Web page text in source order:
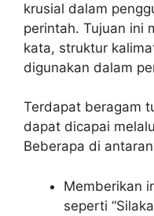
krusial dalam
perintah. Tujuan ini
kata, struktur
digunakan dalam
Terdapat beragam
dapat dicapai
Beberapa di
Memberikan
seperti